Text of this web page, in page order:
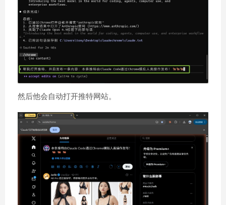
然后他会自动打开推特网站。